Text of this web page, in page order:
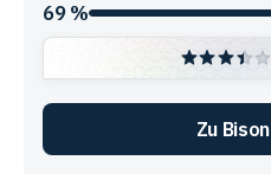
69 %
Zu Bison